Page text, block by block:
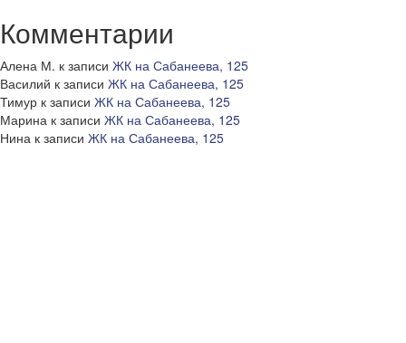
Комментарии
Алена М. к записи ЖК на Сабанеева, 125
Василий к записи ЖК на Сабанеева, 125
Тимур к записи ЖК на Сабанеева, 125
Марина к записи ЖК на Сабанеева, 125
Нина к записи ЖК на Сабанеева, 125